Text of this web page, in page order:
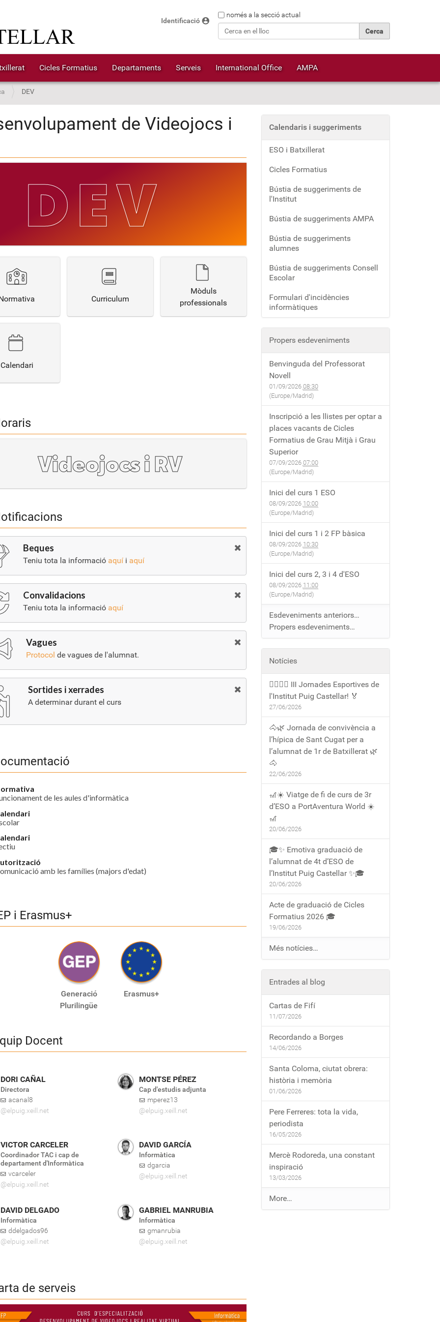
Cercanomés a la secció actual
Identificació account_circle
Cicles Formatius Departaments Serveis International Office AMPA
DEV
de Videojocs i
DEV
Curriculum
Mòduls
professionals
Calendari
Videojocs i RV
Beques
Teniu tota la informació aquí i aquí
Convalidacions
Teniu tota la informació aquí
Vagues
Protocol de vagues de l'alumnat.
Sortides i xerrades
A determinar durant el curs
de les aules d'informàtica
amb les famílies (majors d'edat)
i Erasmus+
Generació
Plurilingüe
Erasmus+
Docent
DORI CAÑAL
Directora
acanal8
@elpuig.xeill.net
MONTSE PÉREZ
Cap d'estudis adjunta
mperez13
@elpuig.xeill.net
VICTOR CARCELER
Coordinador TAC i cap de
departament d'Informàtica
vcarceler
@elpuig.xeill.net
DAVID GARCÍA
Informàtica
dgarcia
@elpuig.xeill.net
DAVID DELGADO
Informàtica
ddelgados96
@elpuig.xeill.net
GABRIEL MANRUBIA
Informàtica
gmanrubia
@elpuig.xeill.net
de serveis
Calendaris i suggeriments
ESO i Batxillerat
Cicles Formatius
Bústia de suggeriments de
l'Institut
Bústia de suggeriments AMPA
Bústia de suggeriments
alumnes
Bústia de suggeriments Consell
Escolar
Formulari d'incidències
informàtiques
Propers esdeveniments
Benvinguda del Professorat
Novell
01/09/2026 08:30
(Europe/Madrid)
Inscripció a les llistes per optar a
places vacants de Cicles
Formatius de Grau Mitjà i Grau
Superior
07/09/2026 07:00
(Europe/Madrid)
Inici del curs 1 ESO
08/09/2026 10:00
(Europe/Madrid)
Inici del curs 1 i 2 FP bàsica
08/09/2026 10:30
(Europe/Madrid)
Inici del curs 2, 3 i 4 d'ESO
08/09/2026 11:00
(Europe/Madrid)
Esdeveniments anteriors…
Propers esdeveniments…
Notícies
🏃‍♀️🏃‍♂️ III Jornades Esportives de
l'Institut Puig Castellar! 🏅
27/06/2026
🐴🌿 Jornada de convivència a
l’hípica de Sant Cugat per a
l’alumnat de 1r de Batxillerat 🌿
🐴
22/06/2026
🎢☀️ Viatge de fi de curs de 3r
d’ESO a PortAventura World ☀️
🎢
20/06/2026
🎓✨ Emotiva graduació de
l’alumnat de 4t d’ESO de
l’Institut Puig Castellar ✨🎓
20/06/2026
Acte de graduació de Cicles
Formatius 2026 🎓
19/06/2026
Més notícies…
Entrades al blog
Cartas de Fifí
11/07/2026
Recordando a Borges
14/06/2026
Santa Coloma, ciutat obrera:
història i memòria
01/06/2026
Pere Ferreres: tota la vida,
periodista
16/05/2026
Mercè Rodoreda, una constant
inspiració
13/03/2026
E
n
More…